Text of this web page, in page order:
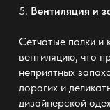
5. Вентиляция и
Сетчатые полки
вентиляцию, что
неприятных
дорогих и
дизайнерской